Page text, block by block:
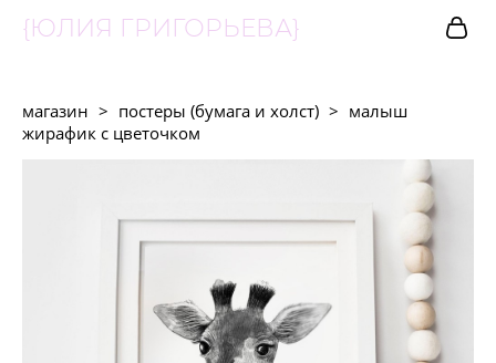
{ЮЛИЯ ГРИГОРЬЕВА}
магазин > постеры (бумага и холст) > малыш
жирафик с цветочком